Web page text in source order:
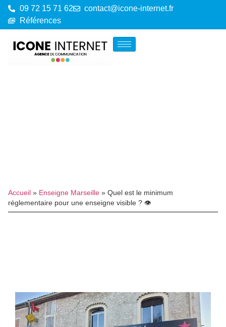
09 72 15 71 62
contact@icone-internet.fr
Références
Accueil » Enseigne Marseille » Quel est le minimum
réglementaire pour une enseigne visible ? 👁️